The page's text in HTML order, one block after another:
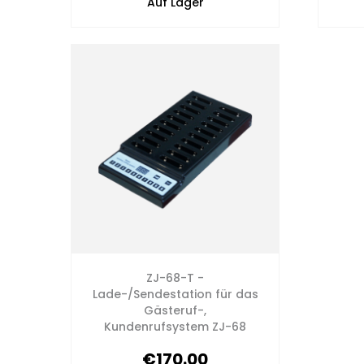
ZJ-68-T -
Lade-/Sendestation für das
Gästeruf-,
Kundenrufsystem ZJ-68
€170.00